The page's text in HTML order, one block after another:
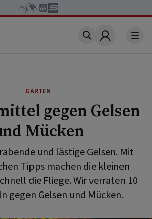
Account
GARTEN
gegen Gelsen
Mücken
und lästige Gelsen. Mit
Tipps machen die kleinen
die Fliege. Wir verraten 10
gegen Gelsen und Mücken.